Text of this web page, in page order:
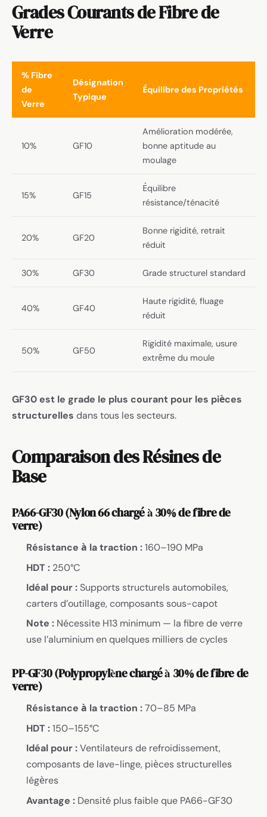
Grades Courants de Fibre de
Verre
% Fibre
de
Verre
Désignation
Typique
Équilibre des Propriétés
10% GF10
Amélioration modérée,
bonne aptitude au
moulage
15% GF15
Équilibre
résistance/ténacité
20% GF20
Bonne rigidité, retrait
réduit
30% GF30 Grade structurel standard
40% GF40
Haute rigidité, fluage
réduit
50% GF50
Rigidité maximale, usure
extrême du moule
GF30 est le grade le plus courant pour les pièces
structurelles dans tous les secteurs.
Comparaison des Résines de
Base
PA66-GF30 (Nylon 66 chargé à 30% de fibre de
verre)
Résistance à la traction :160–190 MPa
HDT : 250°C
Idéal pour :Supports structurels automobiles,
carters d’outillage, composants sous-capot
Note : Nécessite H13 minimum — la fibre de verre
use l’aluminium en quelques milliers de cycles
PP-GF30 (Polypropylène chargé à 30% de fibre de
verre)
Résistance à la traction :70–85 MPa
HDT :150–155°C
Idéal pour :Ventilateurs de refroidissement,
composants de lave-linge, pièces structurelles
légères
Avantage : Densité plus faible que PA66-GF30